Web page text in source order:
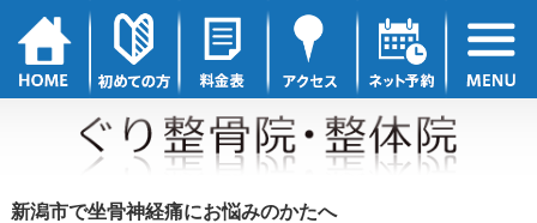
新潟市で坐骨神経痛にお悩みのかたへ